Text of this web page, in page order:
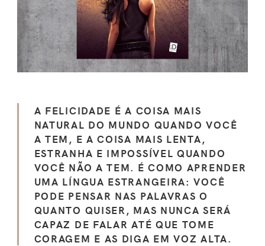
A FELICIDADE É A COISA MAIS
NATURAL DO MUNDO QUANDO VOCÊ
A TEM, E A COISA MAIS LENTA,
ESTRANHA E IMPOSSÍVEL QUANDO
VOCÊ NÃO A TEM. É COMO APRENDER
UMA LÍNGUA ESTRANGEIRA: VOCÊ
PODE PENSAR NAS PALAVRAS O
QUANTO QUISER, MAS NUNCA SERÁ
CAPAZ DE FALAR ATÉ QUE TOME
CORAGEM E AS DIGA EM VOZ ALTA.